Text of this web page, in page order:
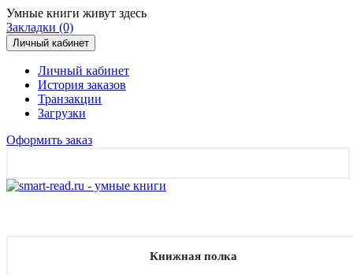
Умные книги живут здесь
Закладки (0)
Личный кабинет
Личный кабинет
История заказов
Транзакции
Загрузки
Оформить заказ
Книжная полка